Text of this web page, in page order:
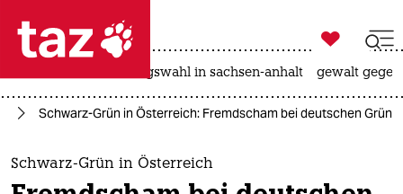
 taz zahl ich
taz zahl ich
themen

taz zahl ich
landtagswahl in sachsen-anhalt gewalt
Schwarz-Grün in Österreich: Fremdscham bei deutschen
Schwarz-Grün in Österreich